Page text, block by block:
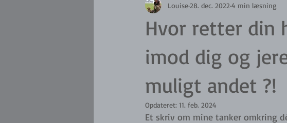
Hvor retter din
imod dig og
muligt andet ?!
Louise28. dec. 2022 4 min læsning
Opdateret: 11. feb. 2024
Et skriv om mine tanker omkring